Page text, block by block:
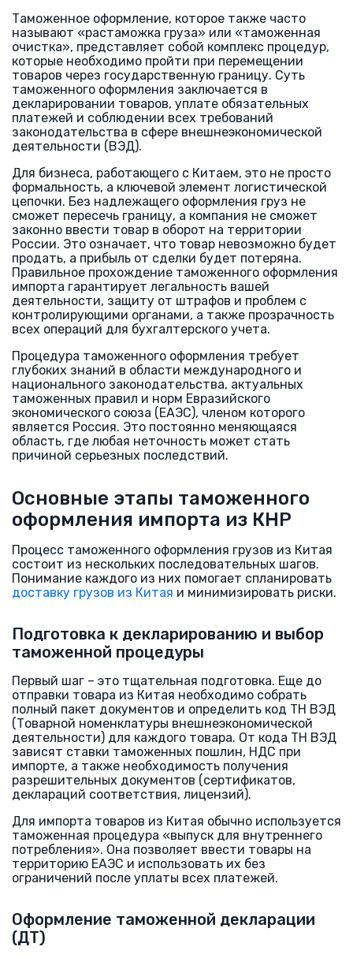
Таможенное оформление, которое также часто
называют «растаможка груза» или «таможенная
очистка», представляет собой комплекс процедур,
которые необходимо пройти при перемещении
товаров через государственную границу. Суть
таможенного оформления заключается в
декларировании товаров, уплате обязательных
платежей и соблюдении всех требований
законодательства в сфере внешнеэкономической
деятельности (ВЭД).
Для бизнеса, работающего с Китаем, это не просто
формальность, а ключевой элемент логистической
цепочки. Без надлежащего оформления груз не
сможет пересечь границу, а компания не сможет
законно ввести товар в оборот на территории
России. Это означает, что товар невозможно будет
продать, а прибыль от сделки будет потеряна.
Правильное прохождение таможенного оформления
импорта гарантирует легальность вашей
деятельности, защиту от штрафов и проблем с
контролирующими органами, а также прозрачность
всех операций для бухгалтерского учета.
Процедура таможенного оформления требует
глубоких знаний в области международного и
национального законодательства, актуальных
таможенных правил и норм Евразийского
экономического союза (ЕАЭС), членом которого
является Россия. Это постоянно меняющаяся
область, где любая неточность может стать
причиной серьезных последствий.
Основные этапы таможенного
оформления импорта из КНР
Процесс таможенного оформления грузов из Китая
состоит из нескольких последовательных шагов.
Понимание каждого из них помогает спланировать
доставку грузов из Китая и минимизировать риски.
Подготовка к декларированию и выбор
таможенной процедуры
Первый шаг – это тщательная подготовка. Еще до
отправки товара из Китая необходимо собрать
полный пакет документов и определить код ТН ВЭД
(Товарной номенклатуры внешнеэкономической
деятельности) для каждого товара. От кода ТН ВЭД
зависят ставки таможенных пошлин, НДС при
импорте, а также необходимость получения
разрешительных документов (сертификатов,
деклараций соответствия, лицензий).
Для импорта товаров из Китая обычно используется
таможенная процедура «выпуск для внутреннего
потребления». Она позволяет ввести товары на
территорию ЕАЭС и использовать их без
ограничений после уплаты всех платежей.
Оформление таможенной декларации
(ДТ)